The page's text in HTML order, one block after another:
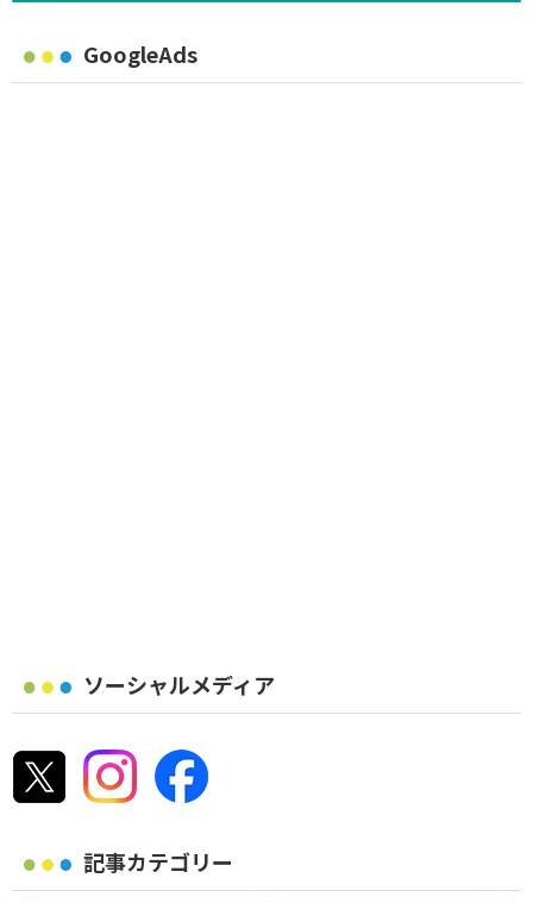
GoogleAds
ソーシャルメディア
記事カテゴリー